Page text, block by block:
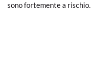
sono fortemente a rischio.